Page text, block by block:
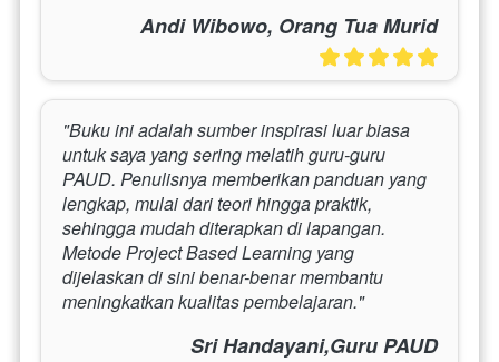
Andi Wibowo, Orang Tua Murid
"Buku ini adalah sumber inspirasi luar biasa
untuk saya yang sering melatih guru-guru
PAUD. Penulisnya memberikan panduan yang
lengkap, mulai dari teori hingga praktik,
sehingga mudah diterapkan di lapangan.
Metode Project Based Learning yang
dijelaskan di sini benar-benar membantu
meningkatkan kualitas pembelajaran."
Sri Handayani,Guru PAUD